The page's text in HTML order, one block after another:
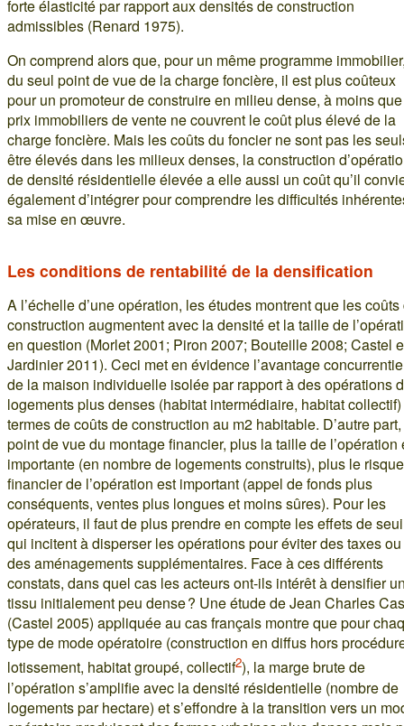
forte élasticité par rapport aux densités de construction
admissibles (Renard 1975).
On comprend alors que, pour un même programme
du seul point de vue de la charge foncière, il est plus coûteux
pour un promoteur de construire en milieu dense, à moins
prix immobiliers de vente ne couvrent le coût plus élevé de la
charge foncière. Mais les coûts du foncier ne sont pas les
être élevés dans les milieux denses, la construction
de densité résidentielle élevée a elle aussi un coût qu’il
également d’intégrer pour comprendre les difficultés
sa mise en œuvre.
Les conditions de rentabilité de la densification
A l’échelle d’une opération, les études montrent que les coûts
construction augmentent avec la densité et la taille de
en question (Morlet 2001; Piron 2007; Bouteille 2008; Castel
Jardinier 2011). Ceci met en évidence l’avantage
de la maison individuelle isolée par rapport à des opérations
logements plus denses (habitat intermédiaire, habitat
termes de coûts de construction au m2 habitable. D’autre
point de vue du montage financier, plus la taille de l’opération
importante (en nombre de logements construits), plus le risque
financier de l’opération est important (appel de fonds plus
conséquents, ventes plus longues et moins sûres). Pour les
opérateurs, il faut de plus prendre en compte les effets de
qui incitent à disperser les opérations pour éviter des taxes ou
des aménagements supplémentaires. Face à ces différents
constats, dans quel cas les acteurs ont-ils intérêt à densifier
tissu initialement peu dense ? Une étude de Jean Charles
(Castel 2005) appliquée au cas français montre que pour
type de mode opératoire (construction en diffus hors
lotissement, habitat groupé, collectif2), la marge brute de
l’opération s’amplifie avec la densité résidentielle (nombre de
logements par hectare) et s’effondre à la transition vers un